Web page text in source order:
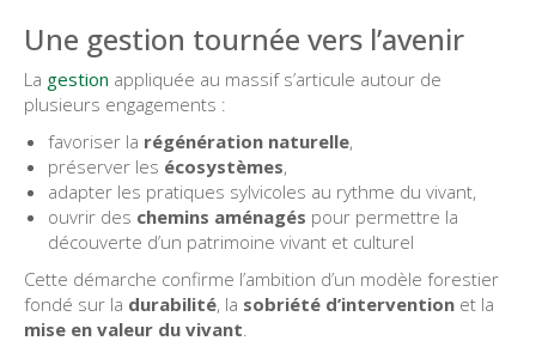
Une gestion tournée vers l’avenir
La gestion appliquée au massif s’articule autour de
plusieurs engagements :
favoriser la régénération naturelle,
préserver les écosystèmes,
adapter les pratiques sylvicoles au rythme du vivant,
ouvrir des chemins aménagés pour permettre la
découverte d’un patrimoine vivant et culturel
Cette démarche confirme l’ambition d’un modèle forestier
fondé sur la durabilité, la sobriété d’intervention et la
mise en valeur du vivant